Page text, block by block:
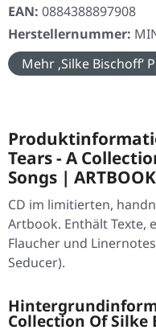
EAN: 0884388897908
Herstellernummer:
Mehr ‚Silke Bischoff‘
Tears - A
Songs |
CD im limitierten,
Artbook. Enthält Texte,
Flaucher und
Seducer).
Collection Of Silke